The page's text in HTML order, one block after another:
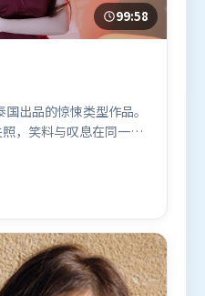
99:58
出品的惊悚类型作品。
，笑料与叹息在同一场
不凌乱，每场对手戏都
，周迅、阿米尔·汗、
演。影片于2022年6月2